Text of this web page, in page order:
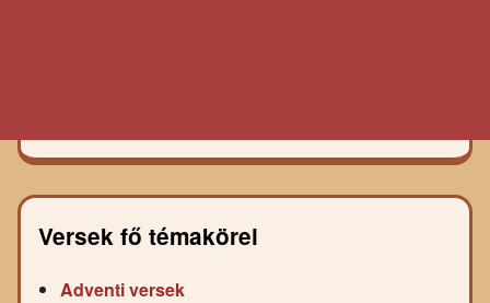
Versek fő témakörei
Adventi versek